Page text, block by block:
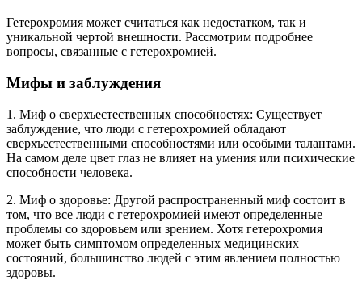
Гетерохромия может считаться как недостатком, так и
уникальной чертой внешности. Рассмотрим подробнее
вопросы, связанные с гетерохромией.
Мифы и заблуждения
1. Миф о сверхъестественных способностях: Существует
заблуждение, что люди с гетерохромией обладают
сверхъестественными способностями или особыми талантами.
На самом деле цвет глаз не влияет на умения или психические
способности человека.
2. Миф о здоровье: Другой распространенный миф состоит в
том, что все люди с гетерохромией имеют определенные
проблемы со здоровьем или зрением. Хотя гетерохромия
может быть симптомом определенных медицинских
состояний, большинство людей с этим явлением полностью
здоровы.